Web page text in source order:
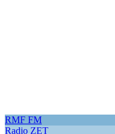
RMF FM
Radio ZET